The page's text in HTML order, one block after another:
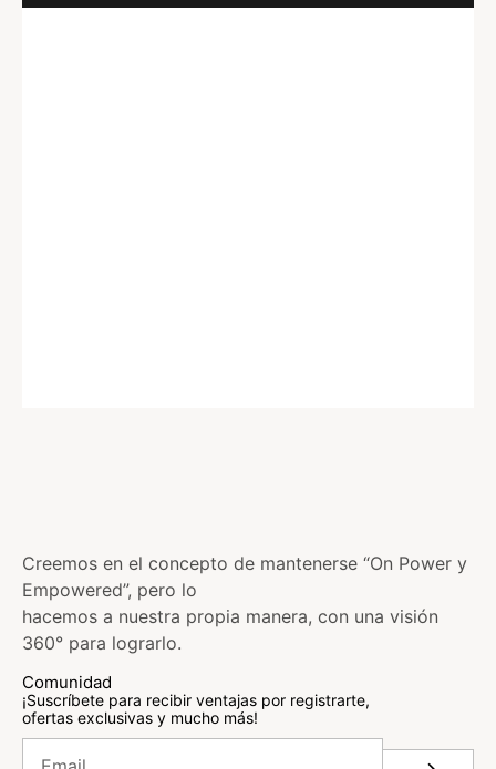
Creemos en el concepto de mantenerse “On Power y
Empowered”, pero lo
hacemos a nuestra propia manera, con una visión
360° para lograrlo.
Comunidad
¡Suscríbete para recibir ventajas por registrarte,
ofertas exclusivas y mucho más!